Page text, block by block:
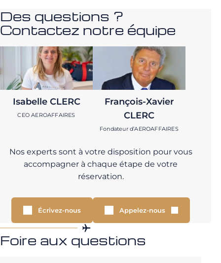
Des questions ?
Contactez notre équipe
Isabelle CLERC
CEO AEROAFFAIRES
François-Xavier
CLERC
Fondateur d’AEROAFFAIRES
Nos experts sont à votre disposition pour vous
accompagner à chaque étape de votre
réservation.
Écrivez-nous Appelez-nous
Foire aux questions